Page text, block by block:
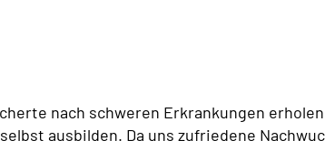
nach schweren Erkrankungen
ausbilden. Da uns zufriedene